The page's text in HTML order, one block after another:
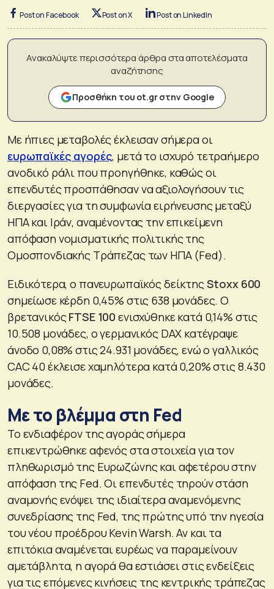
Post on Facebook Post on X Post on LinkedIn
Ανακαλύψτε περισσότερα άρθρα στα αποτελέσματα
αναζήτησης
Προσθήκη του ot.gr στην Google
Με ήπιες μεταβολές έκλεισαν σήμερα οι
ευρωπαϊκές αγορές, μετά το ισχυρό τετραήμερο
ανοδικό ράλι που προηγήθηκε, καθώς οι
επενδυτές προσπάθησαν να αξιολογήσουν τις
διεργασίες για τη συμφωνία ειρήνευσης μεταξύ
ΗΠΑ και Ιράν, αναμένοντας την επικείμενη
απόφαση νομισματικής πολιτικής της
Ομοσπονδιακής Τράπεζας των ΗΠΑ (Fed).
Ειδικότερα, ο πανευρωπαϊκός δείκτηςStoxx 600
σημείωσε κέρδη 0,45% στις 638 μονάδες. Ο
βρετανικόςFTSE 100 ενισχύθηκε κατά 0,14% στις
10.508 μονάδες, ο γερμανικός DAX κατέγραψε
άνοδο 0,08% στις 24.931 μονάδες, ενώ ο γαλλικός
CAC 40 έκλεισε χαμηλότερα κατά 0,20% στις 8.430
μονάδες.
Με το βλέμμα στη Fed
Το ενδιαφέρον της αγοράς σήμερα
επικεντρώθηκε αφενός στα στοιχεία για τον
πληθωρισμό της Ευρωζώνης και αφετέρου στην
απόφαση της Fed. Οι επενδυτές τηρούν στάση
αναμονής ενόψει της ιδιαίτερα αναμενόμενης
συνεδρίασης της Fed, της πρώτης υπό την ηγεσία
του νέου προέδρου Kevin Warsh. Αν και τα
επιτόκια αναμένεται ευρέως να παραμείνουν
αμετάβλητα, η αγορά θα εστιάσει στις ενδείξεις
για τις επόμενες κινήσεις της κεντρικής τράπεζας